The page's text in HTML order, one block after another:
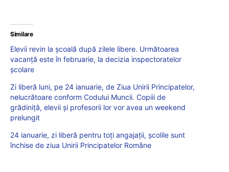
Similare
Elevii revin la școală după zilele libere. Următoarea
vacanță este în februarie, la decizia inspectoratelor
școlare
Zi liberă luni, pe 24 ianuarie, de Ziua Unirii Principatelor,
nelucrătoare conform Codului Muncii. Copiii de
grădiniță, elevii și profesorii lor vor avea un weekend
prelungit
24 ianuarie, zi liberă pentru toți angajații, școlile sunt
închise de ziua Unirii Principatelor Române